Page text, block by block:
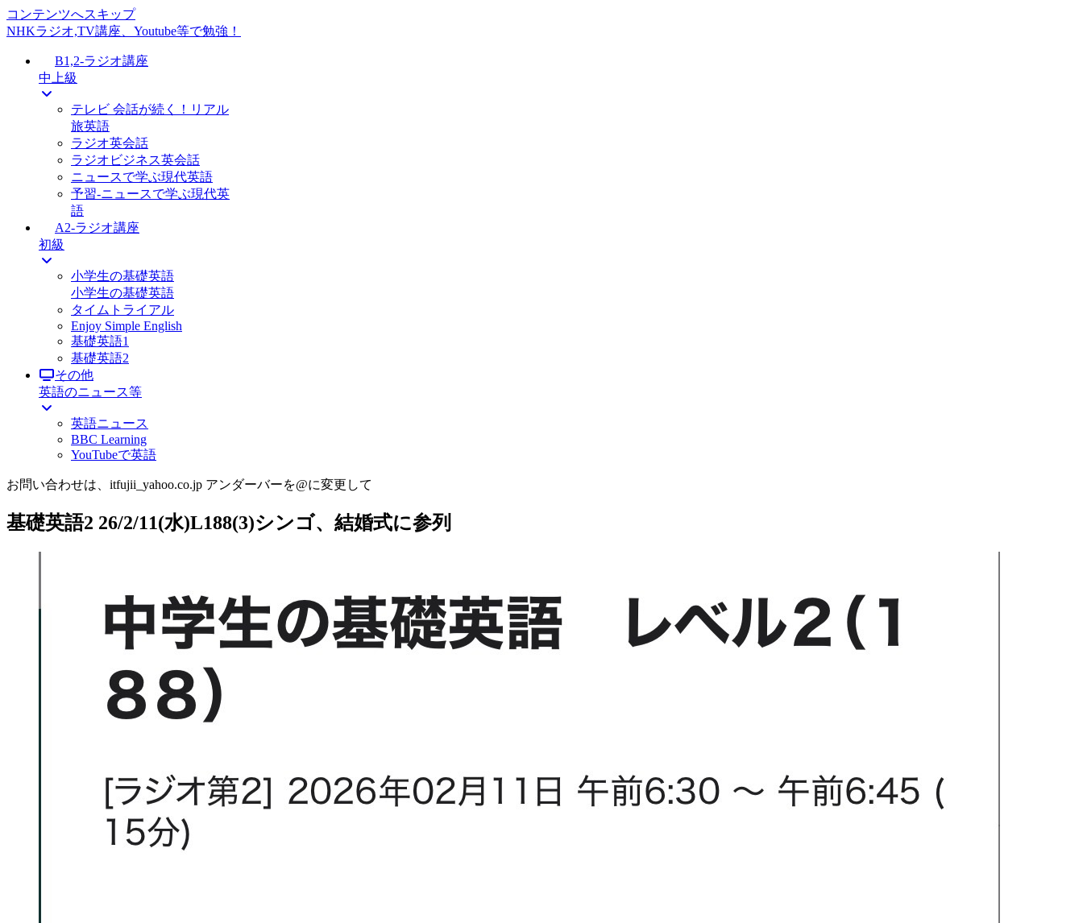
コンテンツへスキップ
NHKラジオ,TV講座、Youtube等で勉強！
B1,2-ラジオ講座
中上級
テレビ 会話が続く！リアル
旅英語
ラジオ英会話
ラジオビジネス英会話
ニュースで学ぶ現代英語
予習-ニュースで学ぶ現代英
語
A2-ラジオ講座
初級
小学生の基礎英語
小学生の基礎英語
タイムトライアル
Enjoy Simple English
基礎英語1
基礎英語2
その他
英語のニュース等
英語ニュース
BBC Learning
YouTubeで英語
お問い合わせは、itfujii_yahoo.co.jp アンダーバーを@に変更して
基礎英語2 26/2/11(水)L188(3)シンゴ、結婚式に参列